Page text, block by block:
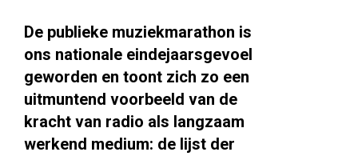
De publieke muziekmarathon is
ons nationale eindejaarsgevoel
geworden en toont zich zo een
uitmuntend voorbeeld van de
kracht van radio als langzaam
werkend medium: de lijst der